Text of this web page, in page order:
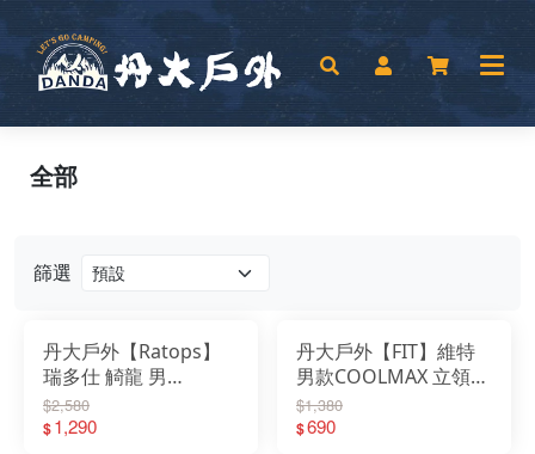
篩選
丹大戶外【Ratops】
瑞多仕 觭龍 男
Coolmax POLO衫｜上
衣｜衣服｜短袖｜抗
$2,580
$1,290
丹大戶外【FIT】維特
男款COOLMAX 立領短
袖口袋上衣 ZS1108｜
上衣｜快乾｜衣服｜短
$1,380
$690
全部